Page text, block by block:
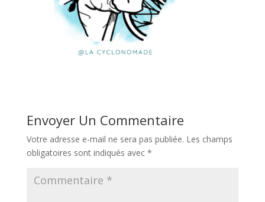
Envoyer Un Commentaire
Votre adresse e-mail ne sera pas publiée. Les champs
obligatoires sont indiqués avec *